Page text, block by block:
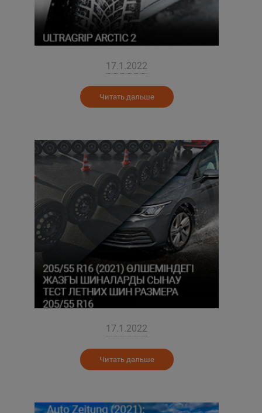
17.1.2022
Читать дальше
17.1.2022
Читать дальше